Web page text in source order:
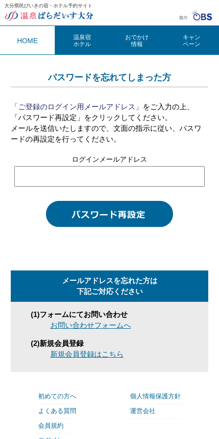
大分県民びいきの宿・ホテル予約サイト
HOME
温泉宿
ホテル
おでかけ
情報
キャン
ペーン
パスワードを忘れてしまった方
「ご登録のログイン用メールアドレス」 をご入力の上、
「パスワード再設定」をクリックしてください。
メールを送信いたしますので、文面の指示に従い、パスワ
ードの再設定を行ってください。
ログインメールアドレス
メールアドレスを忘れた方は
下記ご対応ください
(1)フォームにてお問い合わせ
お問い合わせフォームへ
(2)新規会員登録
新規会員登録はこちら
初めての方へ
よくある質問
会員規約
個人情報保護方針
運営会社